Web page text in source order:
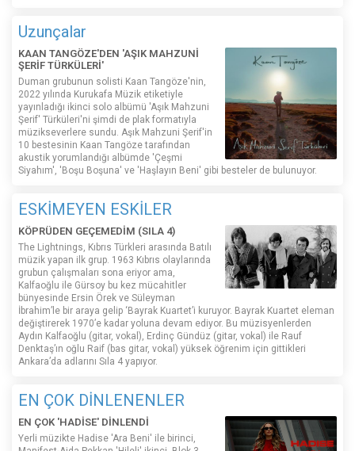
Uzunçalar
KAAN TANGÖZE'DEN 'AŞIK MAHZUNİ
ŞERİF TÜRKÜLERİ'
Duman grubunun solisti Kaan Tangöze'nin,
2022 yılında Kurukafa Müzik etiketiyle
yayınladığı ikinci solo albümü 'Aşık Mahzuni
Şerif' Türküleri'ni şimdi de plak formatıyla
müzikseverlere sundu. Aşık Mahzuni Şerif'in
10 bestesinin Kaan Tangöze tarafından
akustik yorumlandığı albümde 'Çeşmi
Siyahım', 'Boşu Boşuna' ve 'Haşlayın Beni' gibi besteler de bulunuyor.
ESKİMEYEN ESKİLER
KÖPRÜDEN GEÇEMEDİM (SILA 4)
The Lightnings, Kıbrıs Türkleri arasında Batılı
müzik yapan ilk grup. 1963 Kıbrıs olaylarında
grubun çalışmaları sona eriyor ama,
Kalfaoğlu ile Gürsoy bu kez mücahitler
bünyesinde Ersin Örek ve Süleyman
İbrahim’le bir araya gelip ‘Bayrak Kuartet’i kuruyor. Bayrak Kuartet eleman
değiştirerek 1970’e kadar yoluna devam ediyor. Bu müzisyenlerden
Aydın Kalfaoğlu (gitar, vokal), Erdinç Gündüz (gitar, vokal) ile Rauf
Denktaş’ın oğlu Raif (bas gitar, vokal) yüksek öğrenim için gittikleri
Ankara’da adlarını Sıla 4 yapıyor.
EN ÇOK DİNLENENLER
EN ÇOK 'HADİSE' DİNLENDİ
Yerli müzikte Hadise 'Ara Beni' ile birinci,